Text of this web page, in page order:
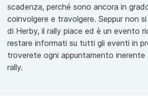
scadenza, perché sono ancora in
coinvolgere e travolgere. Seppur non
di Herby, il rally piace ed è un evento
restare informati su tutti gli eventi in
troverete ogni appuntamento inerente
rally.